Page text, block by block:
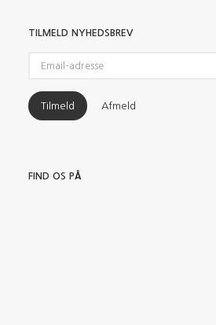
TILMELD NYHEDSBREV
adresse
Tilmeld Afmeld
FIND OS PÅ